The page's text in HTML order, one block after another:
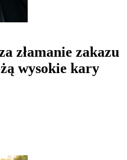
złamanie zakazu
wysokie kary